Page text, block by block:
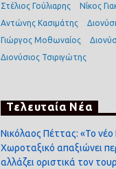
Στέλιος Γούλιαρης
Νίκος
Αντώνης Κασιμάτης
Γιώργος Μοθωναίος
Διονύσιος Τσιριγώτης
Τελευταία Νέα
Νικόλαος Πέττας: «Το νέο
Χωροταξικό απαξιώνει
αλλάζει οριστικά τον